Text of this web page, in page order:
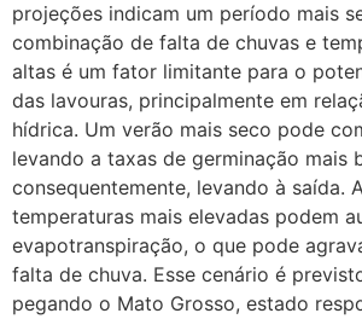
projeções indicam um período mais
combinação de falta de chuvas e
altas é um fator limitante para o
das lavouras, principalmente em
hídrica. Um verão mais seco pode
levando a taxas de germinação mais
consequentemente, levando à saída.
temperaturas mais elevadas podem
evapotranspiração, o que pode
falta de chuva. Esse cenário é
pegando o Mato Grosso, estado